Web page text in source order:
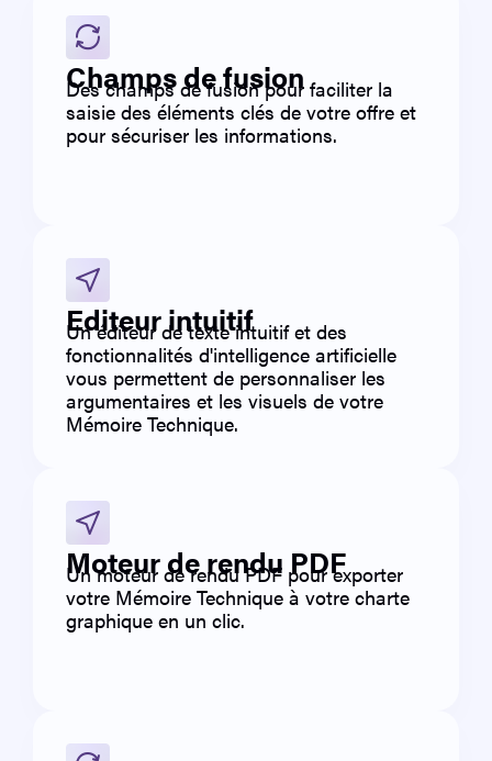
Champs de fusion
Des champs de fusion pour faciliter la
saisie des éléments clés de votre offre et
pour sécuriser les informations.
Editeur intuitif
Un éditeur de texte intuitif et des
fonctionnalités d'intelligence artificielle
vous permettent de personnaliser les
argumentaires et les visuels de votre
Mémoire Technique.
Moteur de rendu PDF
Un moteur de rendu PDF pour exporter
votre Mémoire Technique à votre charte
graphique en un clic.